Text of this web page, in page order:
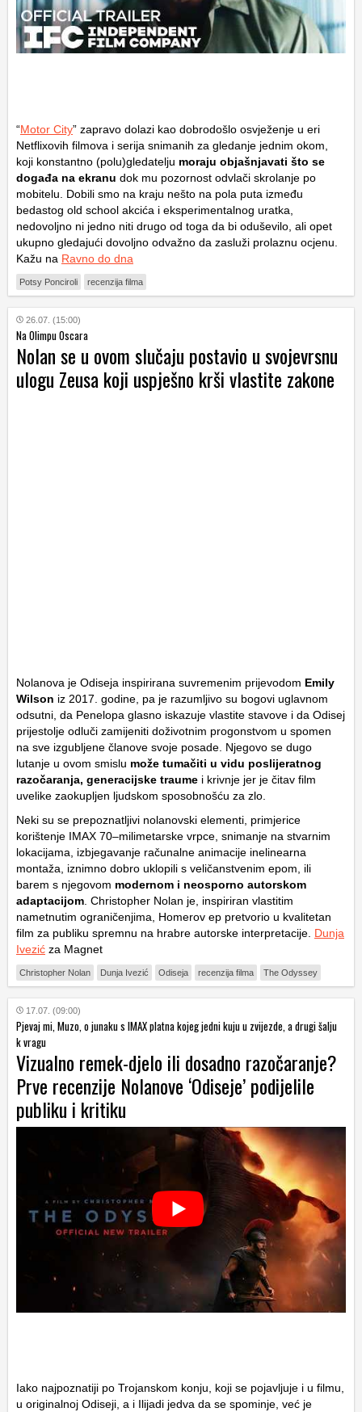
“Motor City” zapravo dolazi kao dobrodošlo osvježenje u eri
Netflixovih filmova i serija snimanih za gledanje jednim okom,
koji konstantno (polu)gledatelju moraju objašnjavati što se
događa na ekranu dok mu pozornost odvlači skrolanje po
mobitelu. Dobili smo na kraju nešto na pola puta između
bedastog old school akcića i eksperimentalnog uratka,
nedovoljno ni jedno niti drugo od toga da bi oduševilo, ali opet
ukupno gledajući dovoljno odvažno da zasluži prolaznu ocjenu.
Kažu na Ravno do dna
Potsy Ponciroli recenzija filma
26.07. (15:00)
Na Olimpu Oscara
Nolan se u ovom slučaju postavio u svojevrsnu
ulogu Zeusa koji uspješno krši vlastite zakone
Nolanova je Odiseja inspirirana suvremenim prijevodom Emily
Wilson iz 2017. godine, pa je razumljivo su bogovi uglavnom
odsutni, da Penelopa glasno iskazuje vlastite stavove i da Odisej
prijestolje odluči zamijeniti doživotnim progonstvom u spomen
na sve izgubljene članove svoje posade. Njegovo se dugo
lutanje u ovom smislu može tumačiti u vidu poslijeratnog
razočaranja, generacijske traume i krivnje jer je čitav film
uvelike zaokupljen ljudskom sposobnošću za zlo.
Neki su se prepoznatljivi nolanovski elementi, primjerice
korištenje IMAX 70–milimetarske vrpce, snimanje na stvarnim
lokacijama, izbjegavanje računalne animacije inelinearna
montaža, iznimno dobro uklopili s veličanstvenim epom, ili
barem s njegovom modernom i neosporno autorskom
adaptacijom . Christopher Nolan je, inspiriran vlastitim
nametnutim ograničenjima, Homerov ep pretvorio u kvalitetan
film za publiku spremnu na hrabre autorske interpretacije. Dunja
Ivezić za Magnet
Christopher Nolan Dunja Ivezić Odiseja recenzija filma The Odyssey
17.07. (09:00)
Pjevaj mi, Muzo, o junaku s IMAX platna kojeg jedni kuju u zvijezde, a drugi šalju
k vragu
Vizualno remek-djelo ili dosadno razočaranje?
Prve recenzije Nolanove ‘Odiseje’ podijelile
publiku i kritiku
Iako najpoznatiji po Trojanskom konju, koji se pojavljuje i u filmu,
u originalnoj Odiseji, a i Ilijadi jedva da se spominje, već je